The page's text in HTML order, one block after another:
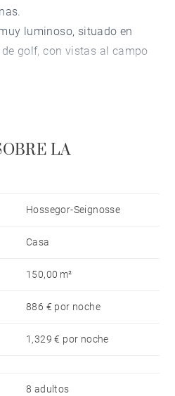
luminoso, situado en
golf, con vistas al campo
internet (wifi), secador,
parking cubierto en
con nevera, horno,
cocina y cafetera.
LA
Hossegor-Seignosse
Casa
150,00 m²
886 € por noche
1,329 € por noche
8 adultos